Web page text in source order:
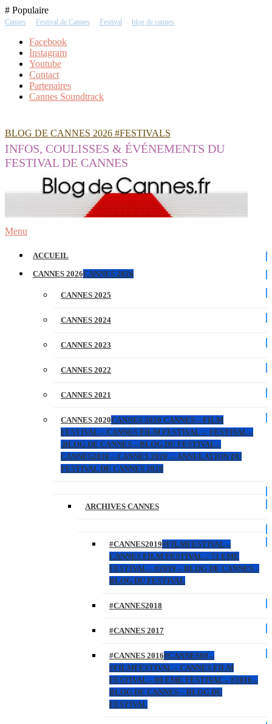
Skip
To
# Populaire
Cannes Festival de Cannes Festival blog de cannes
Facebook
Instagram
Youtube
Contact
Partenaires
Cannes Soundtrack
BLOG DE CANNES 2026 #FESTIVALS
INFOS, COULISSES & ÉVÉNEMENTS DU
FESTIVAL DE CANNES
Menu
ACCUEIL
CANNES 2026CANNES 2026
CANNES 2025
CANNES 2024
CANNES 2023
CANNES 2022
CANNES 2021
CANNES 2020CANNES 2020 CANNES – FILM
FESTIVAL – CANNES FILM FESTIVAL – FESTIVAL –
BLOG DE CANNES – BLOG DU FESTIVAL –
CANNES2020 – CANNES 2020 – ANNULATION DU
FESTIVAL DE CANNES 2020
ARCHIVES CANNES
#CANNES2019#FILMFESTIVAL –
CANNES FILM FESTIVAL – 72 EME
FESTIVAL – #2019 – BLOG DE CANNES –
BLOG DU FESTIVAL
#CANNES2018
#CANNES 2017
#CANNES 2016#CANNES69 –
#FILMFESTIVAL – CANNES FILM
FESTIVAL – 69 EME FESTIVAL – #2016 –
BLOG DE CANNES – BLOG DU
FESTIVAL